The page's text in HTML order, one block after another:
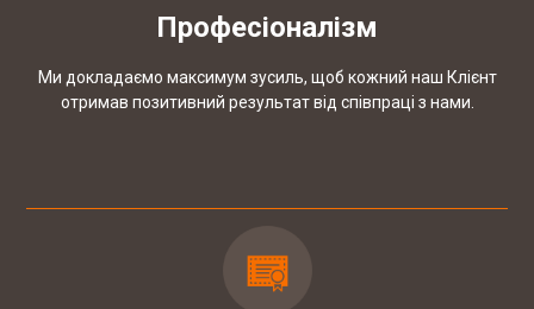
КЕЙС: Закриття справи про домашнє
насильство при необґрунтованому
звинуваченні
Професіоналізм
Ми докладаємо максимум зусиль, щоб кожний наш Клієнт
отримав позитивний результат від співпраці з нами.